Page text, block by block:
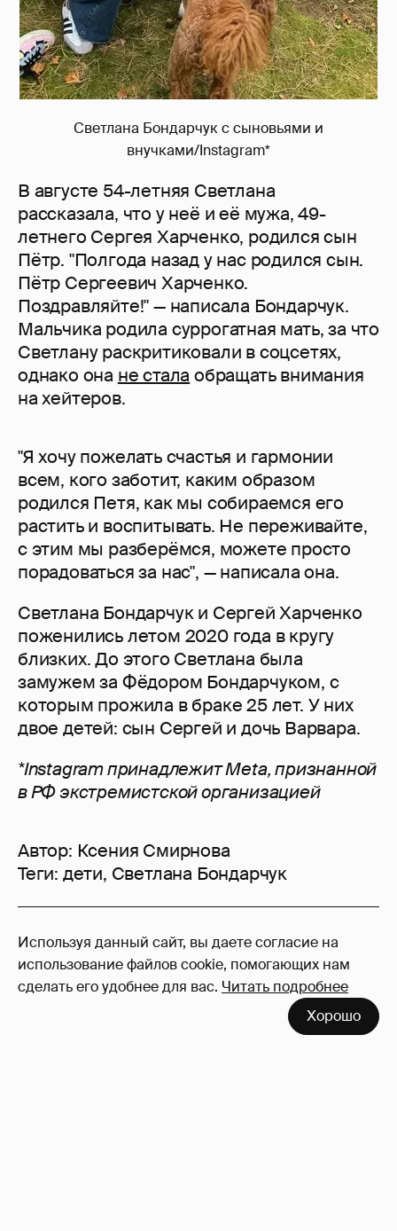
Используя данный сайт, вы даете согласие на
использование файлов cookie, помогающих нам
сделать его удобнее для вас. Читать подробнее
Хорошо
Светлана Бондарчук с сыновьями и
внучками/Instagram*
В августе 54-летняя Светлана
рассказала, что у неё и её мужа, 49-
летнего Сергея Харченко, родился сын
Пётр. "Полгода назад у нас родился сын.
Пётр Сергеевич Харченко.
Поздравляйте!" — написала Бондарчук.
Мальчика родила суррогатная мать, за что
Светлану раскритиковали в соцсетях,
однако она не стала обращать внимания
на хейтеров.
"Я хочу пожелать счастья и гармонии
всем, кого заботит, каким образом
родился Петя, как мы собираемся его
растить и воспитывать. Не переживайте,
с этим мы разберёмся, можете просто
порадоваться за нас", — написала она.
Светлана Бондарчук и Сергей Харченко
поженились летом 2020 года в кругу
близких. До этого Светлана была
замужем за Фёдором Бондарчуком, с
которым прожила в браке 25 лет. У них
двое детей: сын Сергей и дочь Варвара.
*Instagram принадлежит Meta, признанной
в РФ экстремистской организацией
Автор: Ксения Смирнова
Теги: дети, Светлана Бондарчук
10
Войдите в аккаунт, чтобы читать и
оставлять комментарии